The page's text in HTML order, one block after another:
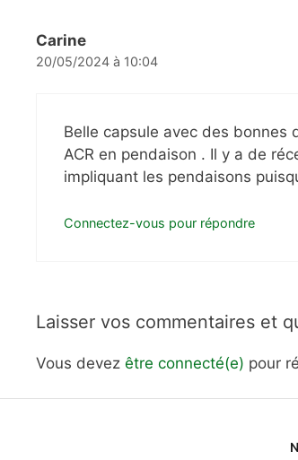
Carine
20/05/2024 à 10:04
Belle capsule avec des bonnes
ACR en pendaison . Il y a de
impliquant les pendaisons
Connectez-vous pour répondre
Laisser vos commentaires et
Vous devez être connecté(e) pour